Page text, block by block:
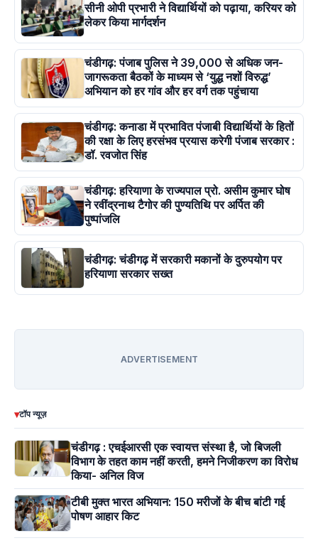
सीनी ओपी प्रभारी ने विद्यार्थियों को पढ़ाया, करियर को
लेकर किया मार्गदर्शन
चंडीगढ़: पंजाब पुलिस ने 39,000 से अधिक जन-
जागरूकता बैठकों के माध्यम से ‘युद्ध नशों विरुद्ध’
अभियान को हर गांव और हर वर्ग तक पहुंचाया
चंडीगढ़: कनाडा में प्रभावित पंजाबी विद्यार्थियों के हितों
की रक्षा के लिए हरसंभव प्रयास करेगी पंजाब सरकार :
डॉ. रवजोत सिंह
चंडीगढ़: हरियाणा के राज्यपाल प्रो. असीम कुमार घोष
ने रवींद्रनाथ टैगोर की पुण्यतिथि पर अर्पित की
पुष्पांजलि
चंडीगढ़: चंडीगढ़ में सरकारी मकानों के दुरुपयोग पर
हरियाणा सरकार सख्त
ADVERTISEMENT
▾टॉप न्यूज़
चंडीगढ़ : एचईआरसी एक स्वायत्त संस्था है, जो बिजली
विभाग के तहत काम नहीं करती, हमने निजीकरण का विरोध
किया- अनिल विज
टीबी मुक्त भारत अभियान: 150 मरीजों के बीच बांटी गई
पोषण आहार किट